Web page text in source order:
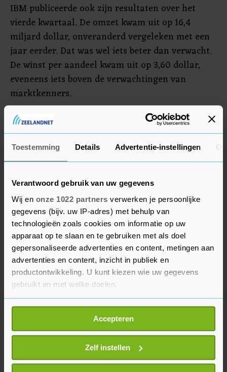
Toestemming Details Advertentie-instellingen
Verantwoord gebruik van uw gegevens
Wij en onze 1022 partners verwerken je persoonlijke
gegevens (bijv. uw IP-adres) met behulp van
technologieën zoals cookies om informatie op uw
apparaat op te slaan en te gebruiken met als doel
gepersonaliseerde advertenties en content, metingen aan
advertenties en content, inzicht in publiek en
productontwikkeling. U kunt kiezen wie uw gegevens
gebruikt en met welke doelen.
Als u het toestaat, willen we ook graag:
Informatie verzamelen over uw geografische
locatie, die tot een paar meter nauwkeurig kan zijn
Uw apparaat identificeren door het actief te
scannen op specifieke eigenschappen (fingerprinting)
Accepteren
Zelf instellen
IBM publiceerde ook zijn resultaten over het
vierde kwartaal. De omzet kwam uit op 16,4
miljard dollar, onveranderd vergeleken met een
jaar eerder. Dat was wel iets beter dan verwacht.
De winst per aandeel kwam uit op 3,60 dollar,
eveneens iets boven de verwachtingen van
marktkenners.
Meer uit Financieel
Bol verwijdert reeks eclipsbrillen
uit aanbod om veiligheidseisen